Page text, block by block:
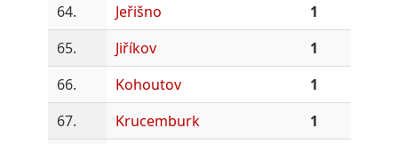
64.
Jeřišno
1
65.
Jiříkov
1
66.
Kohoutov
1
67.
Krucemburk
1